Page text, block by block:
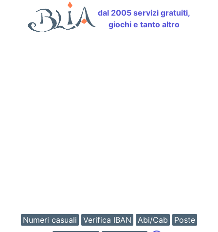
dal 2005 servizi gratuiti,
giochi e tanto altro
Numeri casuali Verifica IBAN Abi/Cab
Poste